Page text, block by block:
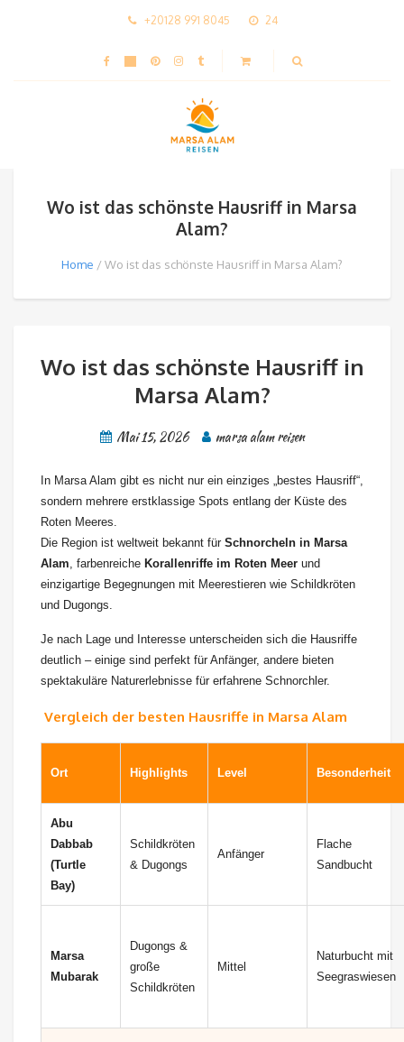
+20128 991 8045 24
Wo ist das schönste Hausriff in Marsa
Alam?
Home Wo ist das schönste Hausriff in Marsa Alam?
Wo ist das schönste Hausriff in
Marsa Alam?
Mai 15, 2026 marsa alam reisen
In Marsa Alam gibt es nicht nur ein einziges „bestes Hausriff“,
sondern mehrere erstklassige Spots entlang der Küste des
Roten Meeres.
Die Region ist weltweit bekannt für Schnorcheln in Marsa
Alam , farbenreiche Korallenriffe im Roten Meer und
einzigartige Begegnungen mit Meerestieren wie Schildkröten
und Dugongs.
Je nach Lage und Interesse unterscheiden sich die Hausriffe
deutlich – einige sind perfekt für Anfänger, andere bieten
spektakuläre Naturerlebnisse für erfahrene Schnorchler.
Vergleich der besten Hausriffe in Marsa Alam
Ort Highlights Level Besonderheit
Abu
Dabbab
(Turtle
Bay)
Schildkröten
& Dugongs
Anfänger
Flache
Sandbucht
Marsa
Mubarak
Dugongs &
große
Schildkröten
Mittel
Naturbucht mit
Seegraswiesen